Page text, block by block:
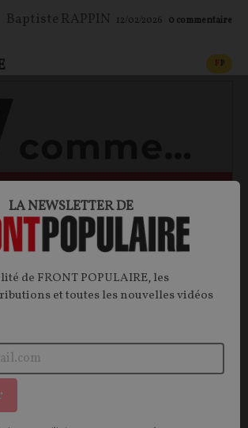
Baptiste RAPPIN 12/02/2026 0 commentaire
FP
wokiste ? L’anachronisme serait
on peut suggérer certaines lignes
que la pomme n’est pas tombée
Baptiste RAPPIN
LA NEWSLETTER DE
de FRONT POPULAIRE, les
et toutes les nouvelles vidéos